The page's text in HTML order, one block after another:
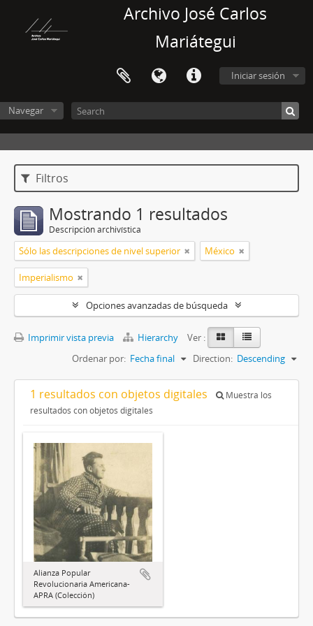
Archivo José Carlos
Mariátegui
Iniciar sesión
Navegar
Filtros
Mostrando 1 resultados
Descripción archivística
Sólo las descripciones de nivel superior México
Imperialismo
Opciones avanzadas de búsqueda
Imprimir vista previa Hierarchy
Ver :
Ordenar por: Fecha final Direction: Descending
1 resultados con objetos digitales
Muestra los
resultados con objetos digitales
Alianza Popular
Revolucionaria Americana-
APRA (Colección)